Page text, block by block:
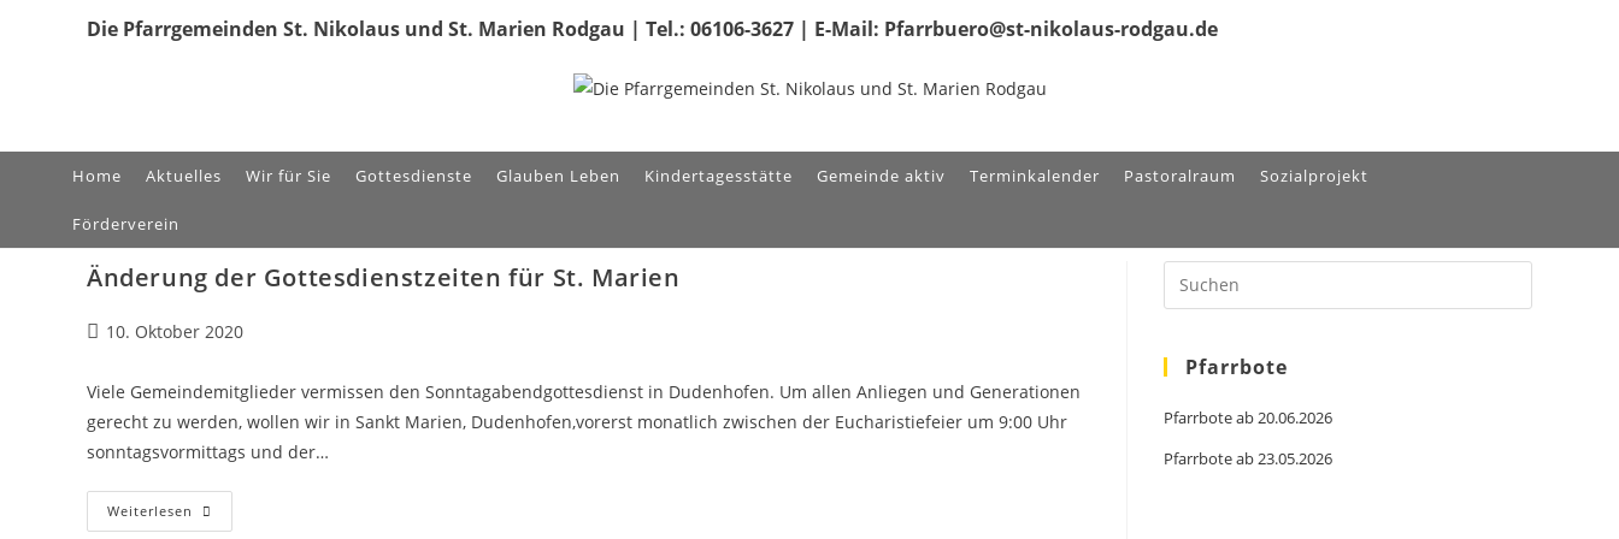
Die Pfarrgemeinden St. Nikolaus und St. Marien Rodgau | Tel.: 06106-3627 | E-Mail: Pfarrbuero@st-nikolaus-rodgau.de
Home Aktuelles Wir für Sie Gottesdienste Glauben Leben Kindertagesstätte Gemeinde aktiv Terminkalender Pastoralraum Sozialprojekt
Förderverein
Änderung der Gottesdienstzeiten für St. Marien
Beitrag
10. Oktober 2020
Viele Gemeindemitglieder vermissen den Sonntagabendgottesdienst in Dudenhofen. Um allen Anliegen und Generationen
gerecht zu werden, wollen wir in Sankt Marien, Dudenhofen,vorerst monatlich zwischen der Eucharistiefeier um 9:00 Uhr
sonntagsvormittags und der…
Weiterlesen Änderung
Der
Press
Pfarrbote
Pfarrbote ab 20.06.2026
Pfarrbote ab 23.05.2026